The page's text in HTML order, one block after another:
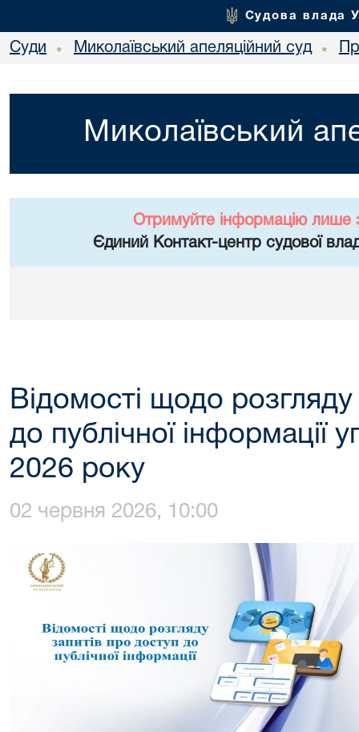
Судова влада
Суди • Миколаївський апеляційний суд •
Миколаївський
Отримуйте інформацію лише
Єдиний Контакт-центр судової
Відомості щодо
до публічної інформації
2026 року
02 червня 2026, 10:00